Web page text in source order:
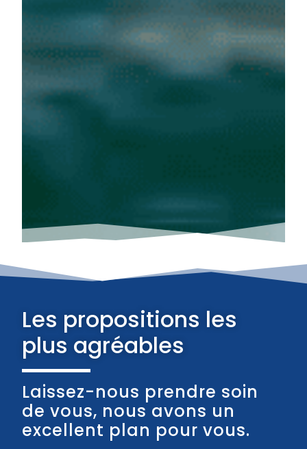
Les propositions les
plus agréables
Laissez-nous prendre soin
de vous, nous avons un
excellent plan pour vous.